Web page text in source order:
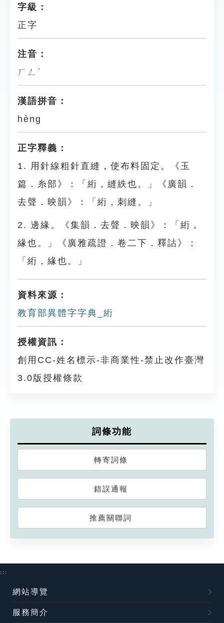
字級：
正字
注音：
ㄏㄥˋ
漢語拼音：
hèng
正字釋義：
1. 用針線粗針直縫，使布料固定。《玉
篇．糸部》：「絎，縫紩也。」《廣韻．
去聲．映韻》：「絎，刺縫。」
2. 邊緣。《集韻．去聲．映韻》：「絎，
緣也。」《廣雅疏證．卷二下．釋詁》：
「絎，緣也。」
資料來源：
教育部異體字字典_絎
授權資訊：
創用CC-姓名標示-非商業性-禁止改作臺灣
3.0版授權條款
詞條功能
轉寄詞條
錯誤通報
推薦關聯詞
:::
網站導覽
服務簡介